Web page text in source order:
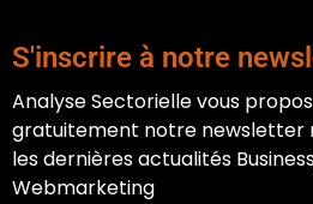
S'inscrire à notre
Analyse Sectorielle vous
gratuitement notre newsletter
les dernières actualités
Webmarketing